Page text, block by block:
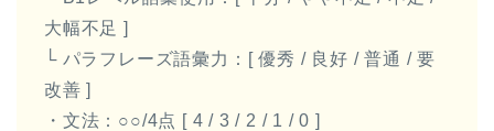
大幅不足 ]
└ パラフレーズ語彙力：[ 優秀 / 良好 / 普通 / 要
改善 ]
・文法：○○/4点 [ 4 / 3 / 2 / 1 / 0 ]